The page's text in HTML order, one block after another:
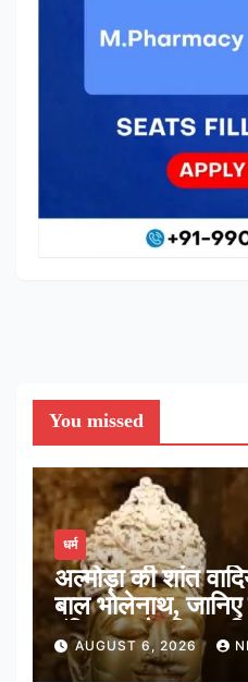
You missed
धर्म
अल्मोड़ा की शांत
बाल भोलेनाथ, जानिए
मंदिर का पौराणिक
AUGUST 6, 2026